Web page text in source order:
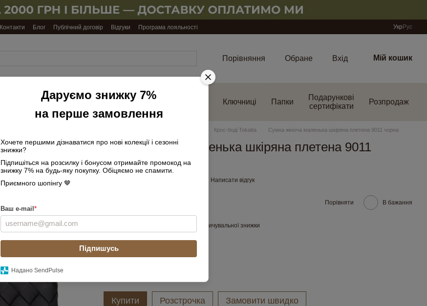
Даруємо знижку 7%
на перше замовлення
Хочете першими дізнаватися про нові колекції і сезонні
знижки?
Підпишіться на розсилку і бонусом отримайте промокод на
знижку 7% на будь-яку покупку. Обіцяємо не спамити.
Приємного шопінгу 🤎
Ваш e-mail *
Підпишусь
Надано SendPulse
Контакти Блог Публічний договір Відгуки Програма лояльності Укр Рус
Порівняння Обране Вхід Мій кошик
Подарункові
Косметички
Ключниці Папки
Подарункові
сертифікати
Розпродаж
Крос-боді Tokatta Сумка жіноча маленька шкіряна плетена 9011 чорна
Сумка жіноча маленька шкіряна плетена 9011
чорна
Написати відгук
Порівняти В бажання
для відображення накопичувальної знижки
Колір
Купити Розстрочка Замовити швидко